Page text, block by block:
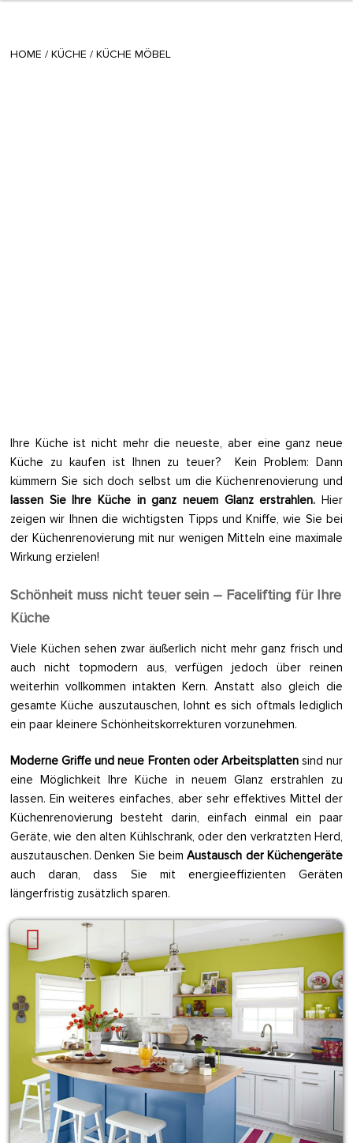
HOME / KÜCHE / KÜCHE MÖBEL
Ihre Küche ist nicht mehr die neueste, aber eine ganz neue
Küche zu kaufen ist Ihnen zu teuer? Kein Problem: Dann
kümmern Sie sich doch selbst um die Küchenrenovierung und
lassen Sie Ihre Küche in ganz neuem Glanz erstrahlen. Hier
zeigen wir Ihnen die wichtigsten Tipps und Kniffe, wie Sie bei
der Küchenrenovierung mit nur wenigen Mitteln eine maximale
Wirkung erzielen!
Schönheit muss nicht teuer sein – Facelifting für Ihre
Küche
Viele Küchen sehen zwar äußerlich nicht mehr ganz frisch und
auch nicht topmodern aus, verfügen jedoch über reinen
weiterhin vollkommen intakten Kern. Anstatt also gleich die
gesamte Küche auszutauschen, lohnt es sich oftmals lediglich
ein paar kleinere Schönheitskorrekturen vorzunehmen.
Moderne Griffe und neue Fronten oder Arbeitsplattensind nur
eine Möglichkeit Ihre Küche in neuem Glanz erstrahlen zu
lassen. Ein weiteres einfaches, aber sehr effektives Mittel der
Küchenrenovierung besteht darin, einfach einmal ein paar
Geräte, wie den alten Kühlschrank, oder den verkratzten Herd,
auszutauschen. Denken Sie beimAustausch der Küchengeräte
auch daran, dass Sie mit energieeffizienten Geräten
längerfristig zusätzlich sparen.